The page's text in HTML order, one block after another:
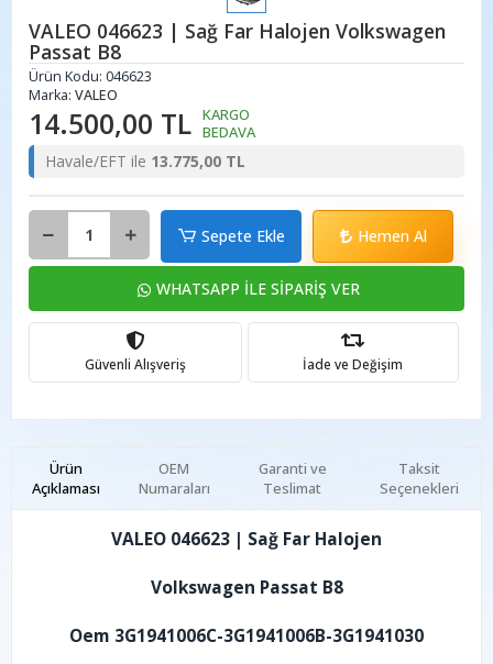
VALEO 046623 | Sağ Far Halojen Volkswagen
Passat B8
Ürün Kodu: 046623
Marka: VALEO
14.500,00 TL KARGO
BEDAVA
Havale/EFT ile 13.775,00 TL
Sepete Ekle Hemen Al
WHATSAPP İLE SİPARİŞ VER
Güvenli Alışveriş İade ve Değişim
Ürün
Açıklaması
Garanti ve
Teslimat
Taksit
Seçenekleri
OEM
Numaraları
VALEO 046623 | Sağ Far Halojen
Volkswagen Passat B8
Oem 3G1941006C-3G1941006B-3G1941030